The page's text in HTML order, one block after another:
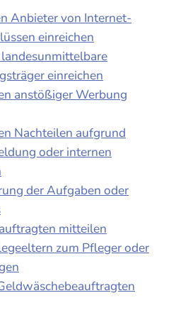
Anbieter von Internet-
einreichen
einreichen
anstößiger Werbung
Nachteilen aufgrund
oder internen
der Aufgaben oder
mitteilen
zum Pfleger oder